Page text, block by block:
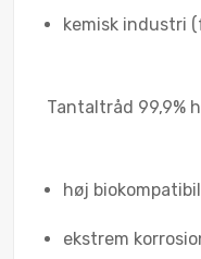
kemisk industri
Tantaltråd 99,9%
høj
ekstrem